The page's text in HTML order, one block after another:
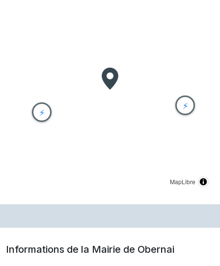
⚡
⚡
MapLibre
Informations de la Mairie de Obernai